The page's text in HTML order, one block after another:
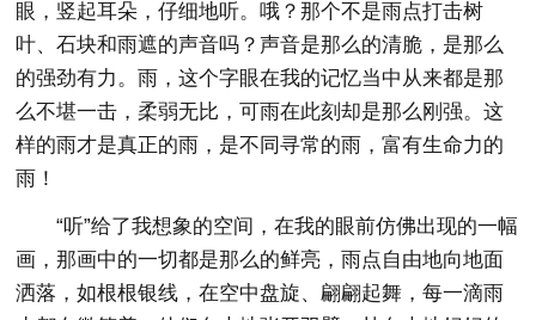
眼，竖起耳朵，仔细地听。哦？那个不是雨点打击树
叶、石块和雨遮的声音吗？声音是那么的清脆，是那么
的强劲有力。雨，这个字眼在我的记忆当中从来都是那
么不堪一击，柔弱无比，可雨在此刻却是那么刚强。这
样的雨才是真正的雨，是不同寻常的雨，富有生命力的
雨！
“听”给了我想象的空间，在我的眼前仿佛出现的一幅
画，那画中的一切都是那么的鲜亮，雨点自由地向地面
洒落，如根根银线，在空中盘旋、翩翩起舞，每一滴雨